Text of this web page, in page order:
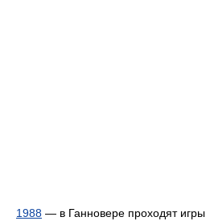
1988 — в Ганновере проходят игры